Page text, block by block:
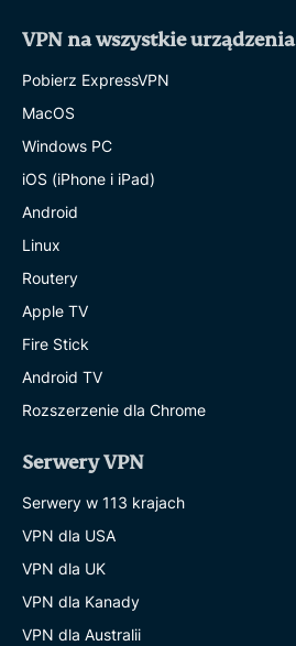
VPN na wszystkie urządzenia
Pobierz ExpressVPN
MacOS
Windows PC
iOS (iPhone i iPad)
Android
Linux
Routery
Apple TV
Fire Stick
Android TV
Rozszerzenie dla Chrome
Serwery VPN
Serwery w 113 krajach
VPN dla USA
VPN dla UK
VPN dla Kanady
VPN dla Australii